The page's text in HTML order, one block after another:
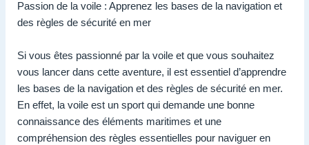
Passion de la voile : Apprenez les bases de la navigation et
des règles de sécurité en mer
Si vous êtes passionné par la voile et que vous souhaitez
vous lancer dans cette aventure, il est essentiel d’apprendre
les bases de la navigation et des règles de sécurité en mer.
En effet, la voile est un sport qui demande une bonne
connaissance des éléments maritimes et une
compréhension des règles essentielles pour naviguer en